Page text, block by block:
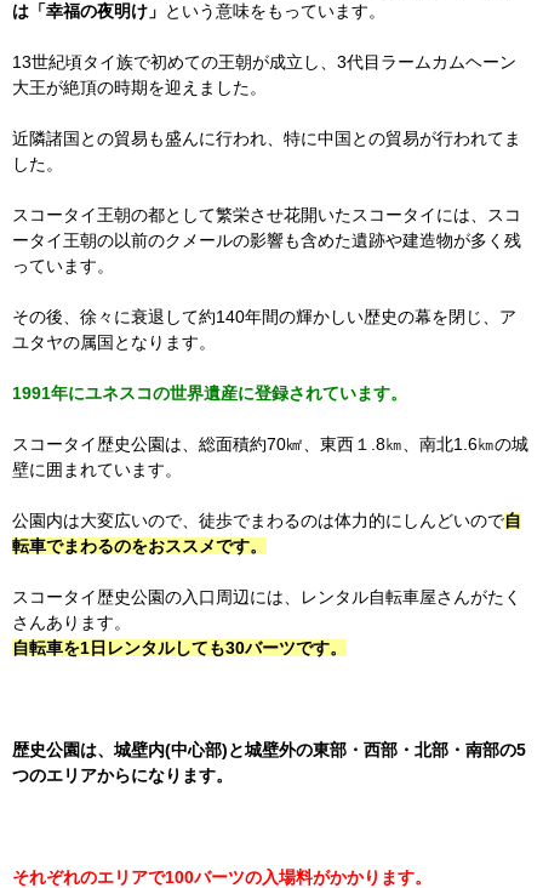
は「幸福の夜明け」
という意味をもっています。
13世紀頃タイ族で初めての王朝が成立し、3代目ラームカムヘーン
大王が絶頂の時期を迎えました。
近隣諸国との貿易も盛んに行われ、特に中国との貿易が行われてま
した。
スコータイ王朝の都として繁栄させ花開いたスコータイには、スコ
ータイ王朝の以前のクメールの影響も含めた遺跡や建造物が多く残
っています。
その後、徐々に衰退して約140年間の輝かしい歴史の幕を閉じ、ア
ユタヤの属国となります。
1991年にユネスコの世界遺産に登録されています。
スコータイ歴史公園は、総面積約70㎢、東西１.8㎞、南北1.6㎞の城
壁に囲まれています。
公園内は大変広いので、徒歩でまわるのは体力的にしんどいので自
転車でまわるのをおススメです。
スコータイ歴史公園の入口周辺には、レンタル自転車屋さんがたく
さんあります。
自転車を1日レンタルしても30バーツです。
歴史公園は、城壁内(中心部)と城壁外の東部・西部・北部・南部の5
つのエリアからになります。
それぞれのエリアで100バーツの入場料がかかります。